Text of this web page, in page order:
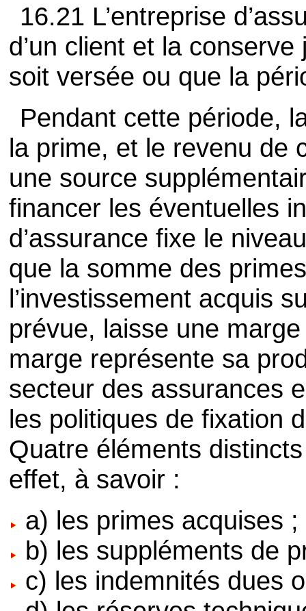
16.21 L’entreprise
d’un client et la conserve
soit versée ou que la
Pendant cette période,
la prime, et le revenu de
une source
financer les éventuelles
d’assurance fixe le
que la somme des
l’investissement acquis
prévue, laisse une
marge représente sa
secteur des assurances
les politiques de fixation
Quatre éléments
effet, à savoir :
a) les primes acquises ;
b) les suppléments de
c) les indemnités dues